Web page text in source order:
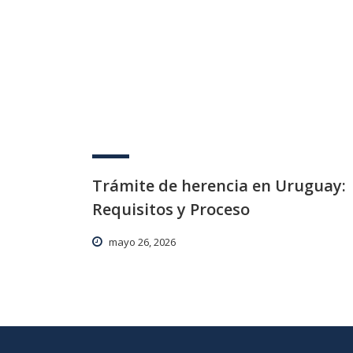
Trámite de herencia en Uruguay:
Requisitos y Proceso
mayo 26, 2026